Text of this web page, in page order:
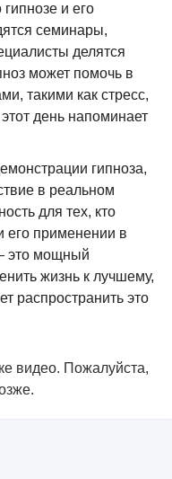
и его
семинары,
делятся
может помочь в
такими как стресс,
день напоминает
гипноза,
в реальном
для тех, кто
его применении в
это мощный
жизнь к лучшему,
распространить это
видео. Пожалуйста,